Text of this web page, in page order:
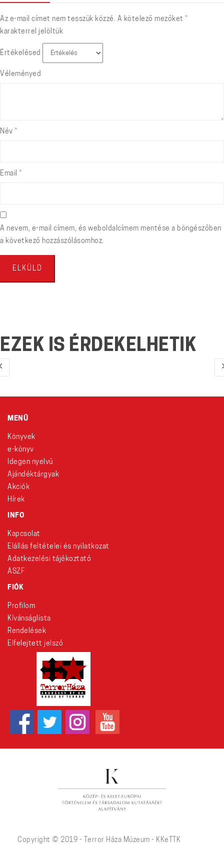
Az e-mail címet nem tesszük közzé. A kötelező mezőket *
karakterrel jelöltük
Értékelésed
Véleményed
Név *
Email *
A nevem, e-mail címem, és weboldalcímem mentése a böngészőben
a következő hozzászólásomhoz.
EZEK IS ÉRDEKELHETIK
MENÜ
Könyvek
e-könyv
Idegen nyelvű
Ajándéktárgyak
Akciók
Hírek
INFO
Kapcsolat
Elállás feltételei és nyilatkozat
Adatkezelési tájékoztató
ÁSZF
FIÓK
Profilom
Kívánságlista
Rendelések
Elfelejtett jelszó
Copyright © 2019 - Terror Háza Múzeum - KKeTTK